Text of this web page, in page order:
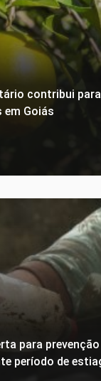
contribui
Goiás
para
período de